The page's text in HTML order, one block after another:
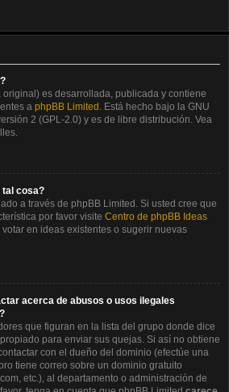
original) es desarrollada, publicada y contiene
a phpBB Limited . Está hecho bajo la GNU
2 (GPL-2.0) y es de libre distribución. Vea
tal cosa?
a través de phpBB Limited. Si usted cree que
por favor visite Centro de phpBB Ideas
en ideas existentes o sugerir nuevas
acerca de abusos o usos ilegales
que figuran en la lista del grupo donde dice
para enviar sus quejas. Si así no obtiene
con el dueño del dominio (efectúe una
tiene correo sobre un dominio gratuito
etc.), al departamento o administración de